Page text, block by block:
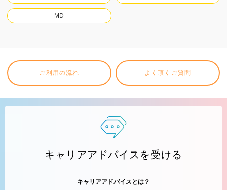
MD
ご利用の流れ よく頂くご質問
キャリアアドバイスを受ける
キャリアアドバイスとは？